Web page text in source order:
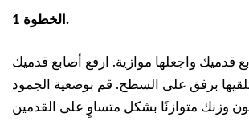
الخطوة 1.
قدميك واجعلها موازية. ارفع أصابع قدميك
برفق على السطح. قم بوضعية الجمود